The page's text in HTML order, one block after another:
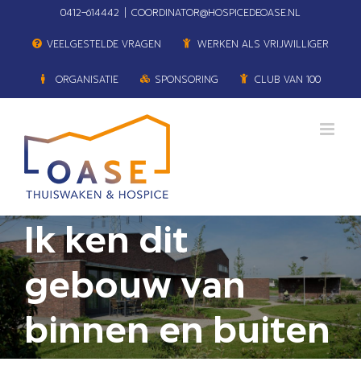
0412–614442 COORDINATOR@HOSPICEDEOASE.NL
VEELGESTELDE VRAGEN WERKEN ALS VRIJWILLIGER
ORGANISATIE SPONSORING CLUB VAN 100
Ik ken dit
gebouw van
binnen en buiten